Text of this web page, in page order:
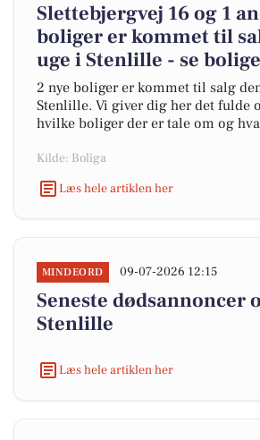
Slettebjergvej 16 og 1
boliger er kommet til
uge i Stenlille - se
2 nye boliger er kommet til salg
Stenlille. Vi giver dig her det fulde
hvilke boliger der er tale om og
Kilde: Boliga
Læs hele artiklen her
MINDEORD 09-07-2026 12:15
Seneste dødsannoncer
Stenlille
Læs hele artiklen her